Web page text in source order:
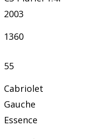
2003
1360
55
Cabriolet
Gauche
Essence